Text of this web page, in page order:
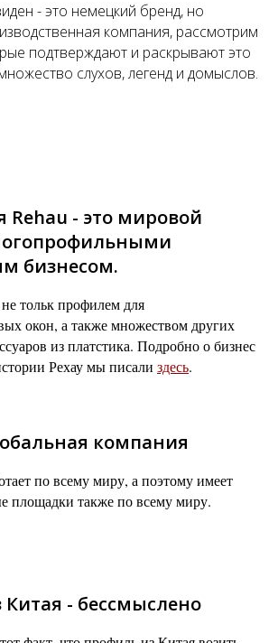
- это немецкий бренд, но
компания, рассмотрим
подтверждают и раскрывают это
слухов, легенд и домыслов.
Rehau - это мировой
бизнесом.
тольк профилем для
окон, а также множеством других
из платстика. Подробно о бизнес
Рехау мы писали здесь.
компания
по всему миру, а поэтому имеет
площадки также по всему миру.
Китая - бессмыслено